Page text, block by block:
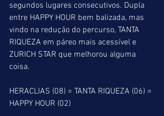
segundos lugares consecutivos. Dupla
entre HAPPY HOUR bem balizada, mas
vindo na redução do percurso, TANTA
RIQUEZA em páreo mais acessível e
ZURICH STAR que melhorou alguma
coisa.
HERACLIAS (08) = TANTA RIQUEZA (06) =
HAPPY HOUR (02)